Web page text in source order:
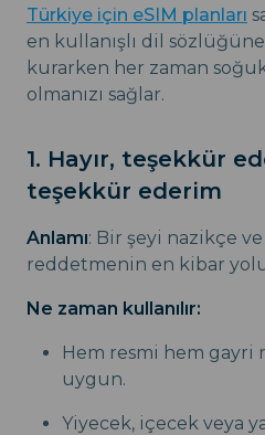
Türkiye için eSIM planları
en kullanışlı dil
kurarken her zaman
olmanızı sağlar.
1. Hayır, teşekkür
teşekkür ederim
Anlamı: Bir şeyi nazikçe
reddetmenin en kibar
Ne zaman kullanılır:
Hem resmi hem
uygun.
Yiyecek, içecek veya